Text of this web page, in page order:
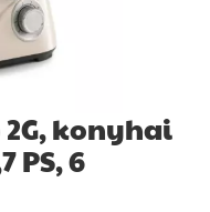
konyhai
PS, 6